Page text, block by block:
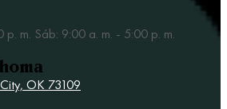
p. m. Sáb: 9:00 a. m. - 5:00 p. m.
OK 73109